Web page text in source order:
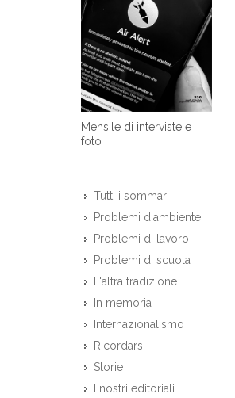
Mensile di interviste e
foto
Tutti i sommari
Problemi d'ambiente
Problemi di lavoro
Problemi di scuola
L'altra tradizione
In memoria
Internazionalismo
Ricordarsi
Storie
I nostri editoriali